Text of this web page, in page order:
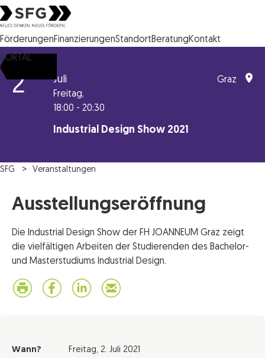
Steirische Wirtschaftsförderungsgesellschaft mbH SFG Logo
FörderungenFinanzierungenStandortBeratungKontakt
PORTAL
2 Juli
Freitag,
18:00 - 20:30
Industrial Design Show 2021
Graz
SFG Veranstaltungen
Ausstellungseröffnung
Die Industrial Design Show der FH JOANNEUM Graz zeigt
die vielfältigen Arbeiten der Studierenden des Bachelor-
und Masterstudiums Industrial Design.
Wann? Freitag, 2. Juli 2021